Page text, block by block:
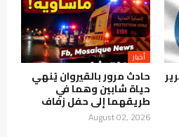
أخبار
حادث مرور بالقيروان يُنهي
حياة شابين وهما في
طريقهما إلى حفل زفاف
August 02, 2026